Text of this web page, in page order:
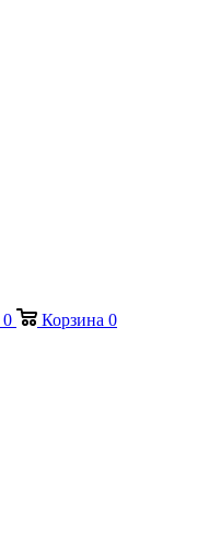
0 Корзина 0